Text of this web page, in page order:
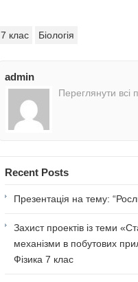
7 клас Біологія
admin
Переглянути всі
Recent Posts
Презентація на тему:
Захист проектів із теми
механізми в побутових
Фізика 7 клас